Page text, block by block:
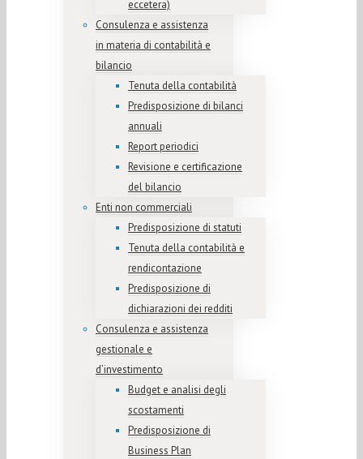
eccetera)
Consulenza e assistenza
in materia di contabilità e
bilancio
Tenuta della contabilità
Predisposizione di bilanci
annuali
Report periodici
Revisione e certificazione
del bilancio
Enti non commerciali
Predisposizione di statuti
Tenuta della contabilità e
rendicontazione
Predisposizione di
dichiarazioni dei redditi
Consulenza e assistenza
gestionale e
d’investimento
Budget e analisi degli
scostamenti
Predisposizione di
Business Plan